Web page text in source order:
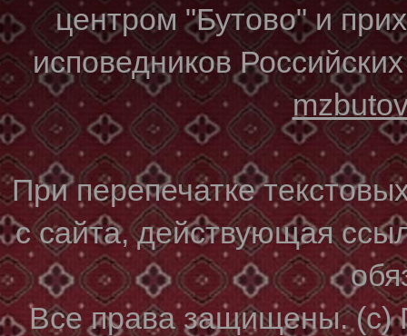
центром "Бутово" и
исповедников
При перепечатке
с сайта, действующая
Все права защищены. (с)